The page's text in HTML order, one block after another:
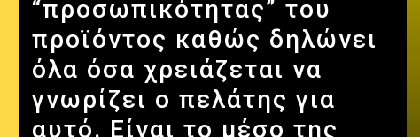
“προσωπικότητας” του
προϊόντος καθώς δηλώνει
όλα όσα χρειάζεται να
γνωρίζει ο πελάτης για
αυτό. Είναι το μέσο της